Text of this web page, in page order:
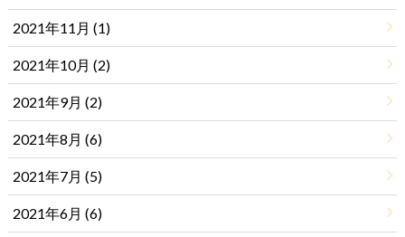
2021年11月 (1)
2021年10月 (2)
2021年9月 (2)
2021年8月 (6)
2021年7月 (5)
2021年6月 (6)